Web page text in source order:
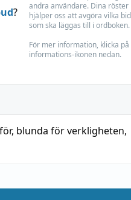
?
andra användare. Dina röster
hjälper oss att avgöra vilka
som ska läggas till i ordboken.
För mer information, klicka på
informations-ikonen nedan.
, blunda för verkligheten,